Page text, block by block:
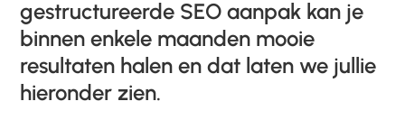
gestructureerde SEO aanpak kan je
binnen enkele maanden mooie
resultaten halen en dat laten we jullie
hieronder zien.